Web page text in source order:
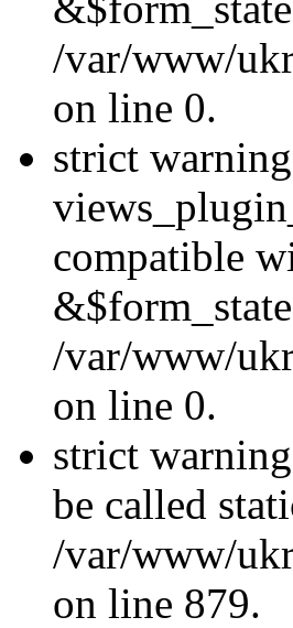
/var/www/
on line 0.
strict
compatible
/var/www/
on line 0.
strict
be called
/var/www/
on line 879.